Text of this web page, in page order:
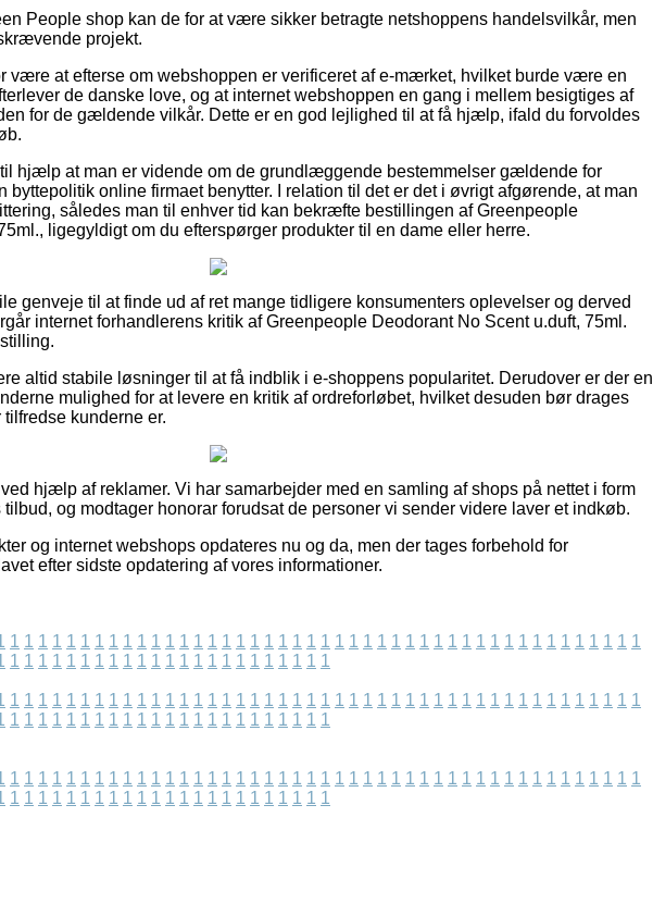
People shop kan de for at være sikker betragte netshoppens handelsvilkår, men
projekt.
være at efterse om webshoppen er verificeret af e-mærket, hvilket burde være en
de danske love, og at internet webshoppen en gang i mellem besigtiges af
for de gældende vilkår. Dette er en god lejlighed til at få hjælp, ifald du forvoldes
hjælp at man er vidende om de grundlæggende bestemmelser gældende for
byttepolitik online firmaet benytter. I relation til det er det i øvrigt afgørende, at man
således man til enhver tid kan bekræfte bestillingen af Greenpeople
ligegyldigt om du efterspørger produkter til en dame eller herre.
genveje til at finde ud af ret mange tidligere konsumenters oplevelser og derved
internet forhandlerens kritik af Greenpeople Deodorant No Scent u.duft, 75ml.
altid stabile løsninger til at få indblik i e-shoppens popularitet. Derudover er der en
mulighed for at levere en kritik af ordreforløbet, hvilket desuden bør drages
kunderne er.
hjælp af reklamer. Vi har samarbejder med en samling af shops på nettet i form
og modtager honorar forudsat de personer vi sender videre laver et indkøb.
og internet webshops opdateres nu og da, men der tages forbehold for
efter sidste opdatering af vores informationer.
1 1 1 1 1 1 1 1 1 1 1 1 1 1 1 1 1 1 1 1 1 1 1 1 1 1 1 1 1 1 1 1 1 1 1 1 1 1 1 1 1 1 1 1 1
1 1 1 1 1 1 1 1 1 1 1 1 1 1 1 1 1 1 1 1 1 1 1
1 1 1 1 1 1 1 1 1 1 1 1 1 1 1 1 1 1 1 1 1 1 1 1 1 1 1 1 1 1 1 1 1 1 1 1 1 1 1 1 1 1 1 1 1
1 1 1 1 1 1 1 1 1 1 1 1 1 1 1 1 1 1 1 1 1 1 1
1 1 1 1 1 1 1 1 1 1 1 1 1 1 1 1 1 1 1 1 1 1 1 1 1 1 1 1 1 1 1 1 1 1 1 1 1 1 1 1 1 1 1 1 1
1 1 1 1 1 1 1 1 1 1 1 1 1 1 1 1 1 1 1 1 1 1 1